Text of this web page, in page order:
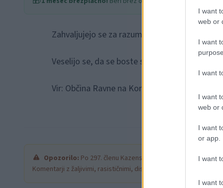
I want
web or
I want
I want
I want
web or
I want
or app.
I want
I want
Zahvaljujejo se za razumevanje in sodelovanje.
Veselijo se, da se boste srečali in praznovali
Vir: Občina Ravne na Koroškem
Opozorilo: Po 297. členu Kazenskega zakonika je
Komentarji z žaljivimi, rasističnimi, diskriminatornimi ali